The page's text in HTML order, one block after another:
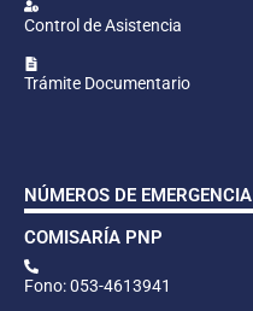
Control de Asistencia
Trámite Documentario
NÚMEROS DE EMERGENCIA
COMISARÍA PNP
Fono: 053-4613941